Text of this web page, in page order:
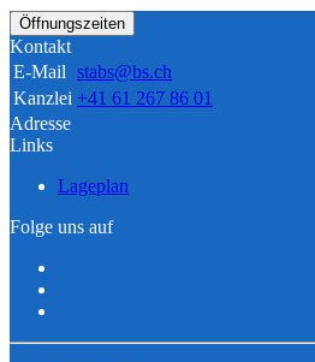
Öffnungszeiten
Kontakt
E-Mail stabs@bs.ch
Kanzlei +41 61 267 86 01
Adresse
Links
Lageplan
Folge uns auf